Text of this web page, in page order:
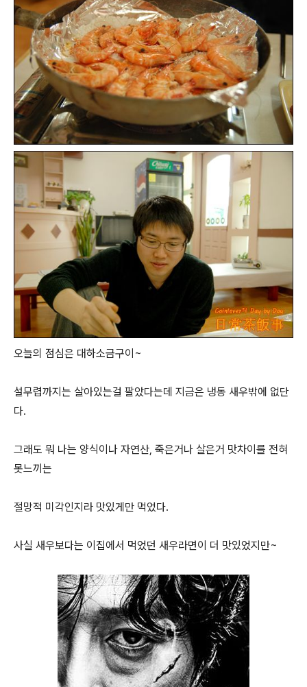
오늘의 점심은 대하소금구이~
설무렵까지는 살아있는걸 팔았다는데 지금은 냉동 새우밖에 없단
다.
그래도 뭐 나는 양식이나 자연산, 죽은거나 살은거 맛차이를 전혀
못느끼는
절망적 미각인지라 맛있게만 먹었다.
사실 새우보다는 이집에서 먹었던 새우라면이 더 맛있었지만~